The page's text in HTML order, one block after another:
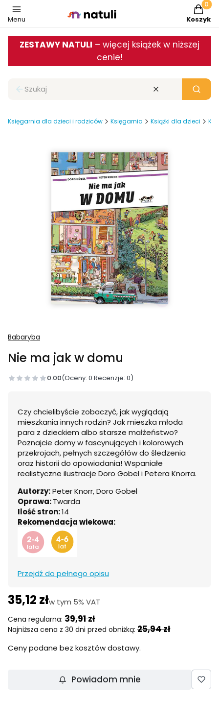
Menu Koszyk
ZESTAWY NATULI – więcej książek w niższej
cenie!
Zamknij wyszukiwarkę Wyczyść Szukaj
Księgarnia dla dzieci i rodziców Księgarnia Książki dla dzieci
Babaryba
Nie ma jak w domu
0.00(Oceny: 0 Recenzje: 0)
Czy chcielibyście zobaczyć, jak wyglądają
mieszkania innych rodzin? Jak mieszka młoda
para z dzieckiem albo starsze małżeństwo?
Poznajcie domy w fascynujących i kolorowych
przekrojach, pełnych szczegółów do śledzenia
oraz historii do opowiadania! Wspaniałe
realistyczne ilustracje Doro Gobel i Petera Knorra.
Autorzy:Peter Knorr, Doro Gobel
Oprawa:Twarda
Ilość stron:14
Rekomendacja wiekowa:
Przejdź do pełnego opisu
35,12 złw tym 5% VAT
w tym 5% VAT
Cena regularna: 39,91 zł
Najniższa cena z 30 dni przed obniżką: 25,94 zł
Ceny podane bez kosztów dostawy.
Powiadom mnie